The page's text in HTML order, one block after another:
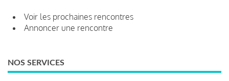
Voir les prochaines rencontres
Annoncer une rencontre
NOS SERVICES